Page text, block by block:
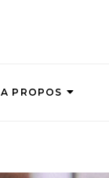
A PROPOS